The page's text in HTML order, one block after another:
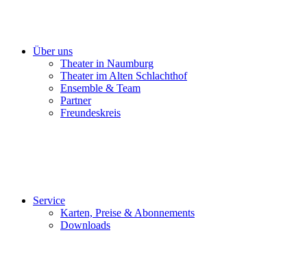
Über uns
Theater in Naumburg
Theater im Alten Schlachthof
Ensemble & Team
Partner
Freundeskreis
Service
Karten, Preise & Abonnements
Downloads